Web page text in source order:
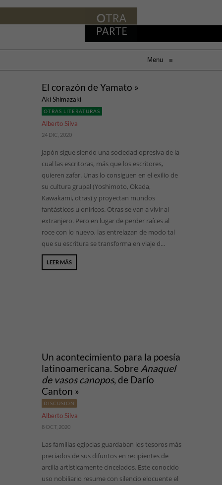
Menu ≡
El corazón de Yamato »
Aki Shimazaki
OTRAS LITERATURAS
Alberto Silva
24 DIC, 2020
Japón sigue siendo una sociedad opresiva de la
cual las escritoras, más que los escritores,
quieren zafar. Unas lo consiguen en el exilio de
su cultura grupal (Yoshimoto, Okada,
Kawakami, otras) y proyectan mundos
fantásticos u oníricos. Otras se van a vivir al
extranjero. Pero en lugar de perder raíces al
roce con lo nuevo, las entrelazan de modo tal
que su escritura se transforma en viaje d...
LEER MÁS
Un acontecimiento para la poesía
latinoamericana. Sobre Anaquel
de vasos canopos, de Darío
Canton »
DISCUSIÓN
Alberto Silva
8 OCT, 2020
Las familias egipcias guardaban los tesoros más
preciados de sus difuntos en recipientes de
arcilla artísticamente cincelados. Este conocido
uso nobiliario resume con silencio elocuente el